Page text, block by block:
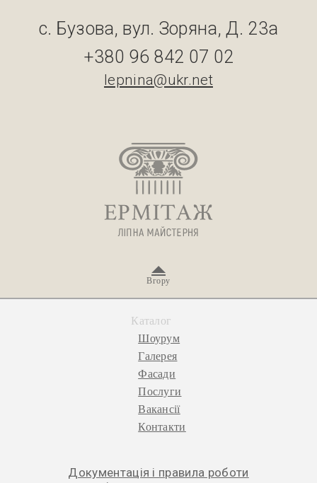
с. Бузова, вул. Зоряна, Д. 23а
+380 96 842 07 02
lepnina@ukr.net
Вгору
Каталог
Шоурум
Галерея
Фасади
Послуги
Вакансії
Контакти
Документація і правила роботи